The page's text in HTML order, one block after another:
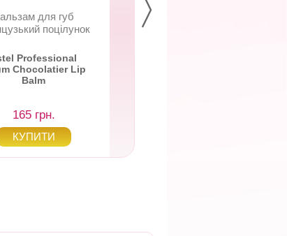
для губ
поцілунок
Professional
Chocolatier Lip
Balm
165 грн.